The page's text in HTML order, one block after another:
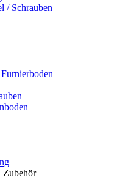
/ Schrauben
Zubehör